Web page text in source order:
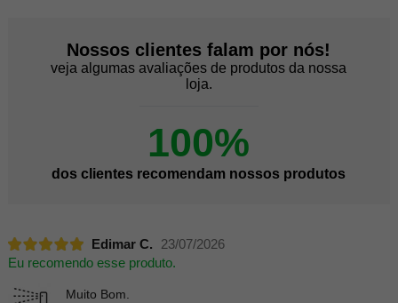
Nossos clientes falam por nós!
veja algumas avaliações de produtos da nossa
loja.
100%
dos clientes recomendam nossos produtos
Edimar C.
23/07/2026
Eu recomendo esse produto.
Muito Bom.